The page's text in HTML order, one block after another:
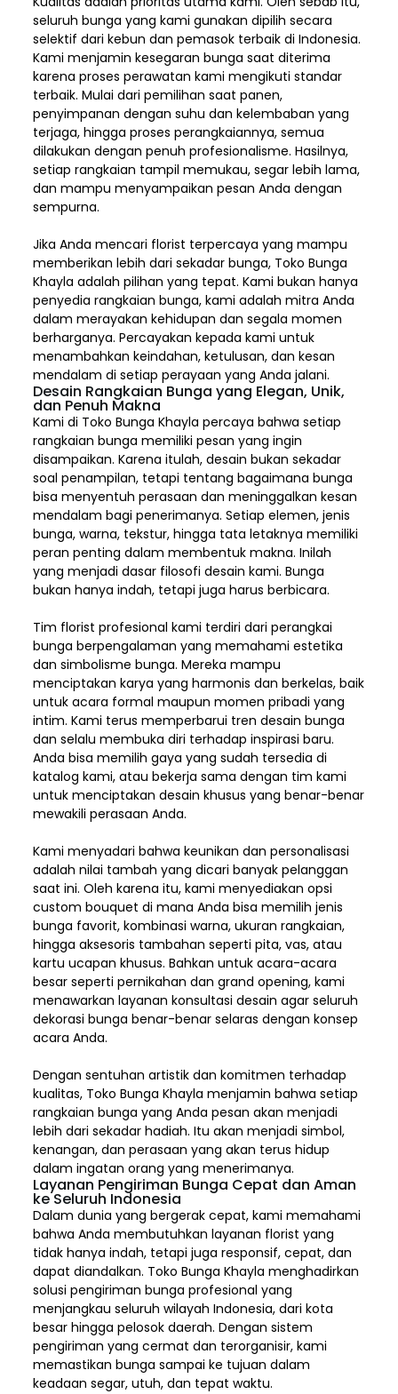
seluruh bunga yang kami gunakan dipilih secara
selektif dari kebun dan pemasok terbaik di Indonesia.
Kami menjamin kesegaran bunga saat diterima
karena proses perawatan kami mengikuti standar
terbaik. Mulai dari pemilihan saat panen,
penyimpanan dengan suhu dan kelembaban yang
terjaga, hingga proses perangkaiannya, semua
dilakukan dengan penuh profesionalisme. Hasilnya,
setiap rangkaian tampil memukau, segar lebih lama,
dan mampu menyampaikan pesan Anda dengan
sempurna.
Jika Anda mencari florist terpercaya yang mampu
memberikan lebih dari sekadar bunga, Toko Bunga
Khayla adalah pilihan yang tepat. Kami bukan hanya
penyedia rangkaian bunga, kami adalah mitra Anda
dalam merayakan kehidupan dan segala momen
berharganya. Percayakan kepada kami untuk
menambahkan keindahan, ketulusan, dan kesan
mendalam di setiap perayaan yang Anda jalani.
Desain Rangkaian Bunga yang Elegan, Unik,
dan Penuh Makna
Kami di Toko Bunga Khayla percaya bahwa setiap
rangkaian bunga memiliki pesan yang ingin
disampaikan. Karena itulah, desain bukan sekadar
soal penampilan, tetapi tentang bagaimana bunga
bisa menyentuh perasaan dan meninggalkan kesan
mendalam bagi penerimanya. Setiap elemen, jenis
bunga, warna, tekstur, hingga tata letaknya memiliki
peran penting dalam membentuk makna. Inilah
yang menjadi dasar filosofi desain kami. Bunga
bukan hanya indah, tetapi juga harus berbicara.
Tim florist profesional kami terdiri dari perangkai
bunga berpengalaman yang memahami estetika
dan simbolisme bunga. Mereka mampu
menciptakan karya yang harmonis dan berkelas, baik
untuk acara formal maupun momen pribadi yang
intim. Kami terus memperbarui tren desain bunga
dan selalu membuka diri terhadap inspirasi baru.
Anda bisa memilih gaya yang sudah tersedia di
katalog kami, atau bekerja sama dengan tim kami
untuk menciptakan desain khusus yang benar-benar
mewakili perasaan Anda.
Kami menyadari bahwa keunikan dan personalisasi
adalah nilai tambah yang dicari banyak pelanggan
saat ini. Oleh karena itu, kami menyediakan opsi
custom bouquet di mana Anda bisa memilih jenis
bunga favorit, kombinasi warna, ukuran rangkaian,
hingga aksesoris tambahan seperti pita, vas, atau
kartu ucapan khusus. Bahkan untuk acara-acara
besar seperti pernikahan dan grand opening, kami
menawarkan layanan konsultasi desain agar seluruh
dekorasi bunga benar-benar selaras dengan konsep
acara Anda.
Dengan sentuhan artistik dan komitmen terhadap
kualitas, Toko Bunga Khayla menjamin bahwa setiap
rangkaian bunga yang Anda pesan akan menjadi
lebih dari sekadar hadiah. Itu akan menjadi simbol,
kenangan, dan perasaan yang akan terus hidup
dalam ingatan orang yang menerimanya.
Layanan Pengiriman Bunga Cepat dan Aman
ke Seluruh Indonesia
Dalam dunia yang bergerak cepat, kami memahami
bahwa Anda membutuhkan layanan florist yang
tidak hanya indah, tetapi juga responsif, cepat, dan
dapat diandalkan. Toko Bunga Khayla menghadirkan
solusi pengiriman bunga profesional yang
menjangkau seluruh wilayah Indonesia,dari kota
besar hingga pelosok daerah. Dengan sistem
pengiriman yang cermat dan terorganisir, kami
memastikan bunga sampai ke tujuan dalam
keadaan segar, utuh, dan tepat waktu.